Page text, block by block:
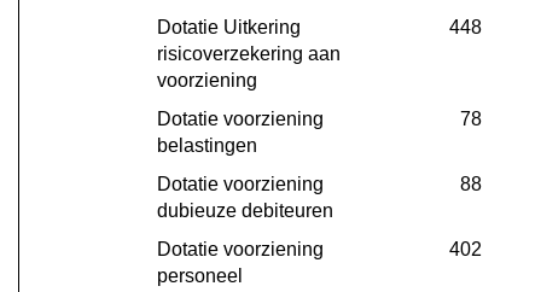
Dotatie Uitkering
risicoverzekering aan
voorziening
448
Dotatie voorziening
belastingen
78
Dotatie voorziening
dubieuze debiteuren
88
Dotatie voorziening
personeel
402